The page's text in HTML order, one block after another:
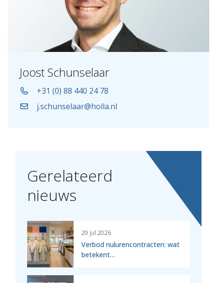
Joost Schunselaar
+31 (0) 88 440 24 78
j.schunselaar@holla.nl
Gerelateerd
nieuws
29 jul 2026
Verbod nulurencontracten: wat
betekent…